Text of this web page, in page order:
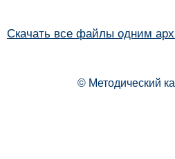
Скачать все файлы одним
© Методический